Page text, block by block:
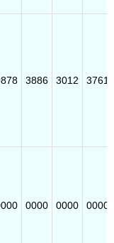
3886 3012 3761
0000 0000 0000